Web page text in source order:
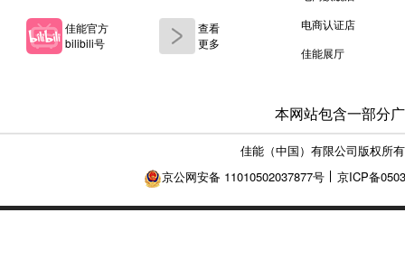
佳能官方
bilibili号
查看
更多
电商认证店
佳能展厅
本网站包含一部分
佳能（中国）有限公司版权所
京公网安备 11010502037877号
京ICP备